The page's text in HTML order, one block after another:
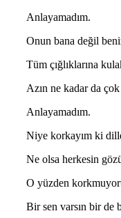
Anlayamadım.
Onun bana değil
Tüm çığlıklarına
Azın ne kadar da
Anlayamadım.
Niye korkayım ki
Ne olsa herkesin
O yüzden
Bir sen varsın bir de